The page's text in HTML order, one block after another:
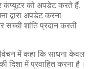
कंप्यूटर को अपडेट करते हैं,
द्वारा अपडेट करना
शांति प्रदान करती
में कहा कि साधना केवल
दिशा में प्रवाहित करना है।